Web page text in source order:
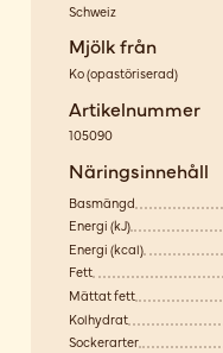
Schweiz
Mjölk från
Ko(opastöriserad)
Artikelnummer
105090
Näringsinnehåll
Basmängd
Energi (kJ)
Energi (kcal)
Fett
Mättat fett
Kolhydrat
Sockerarter